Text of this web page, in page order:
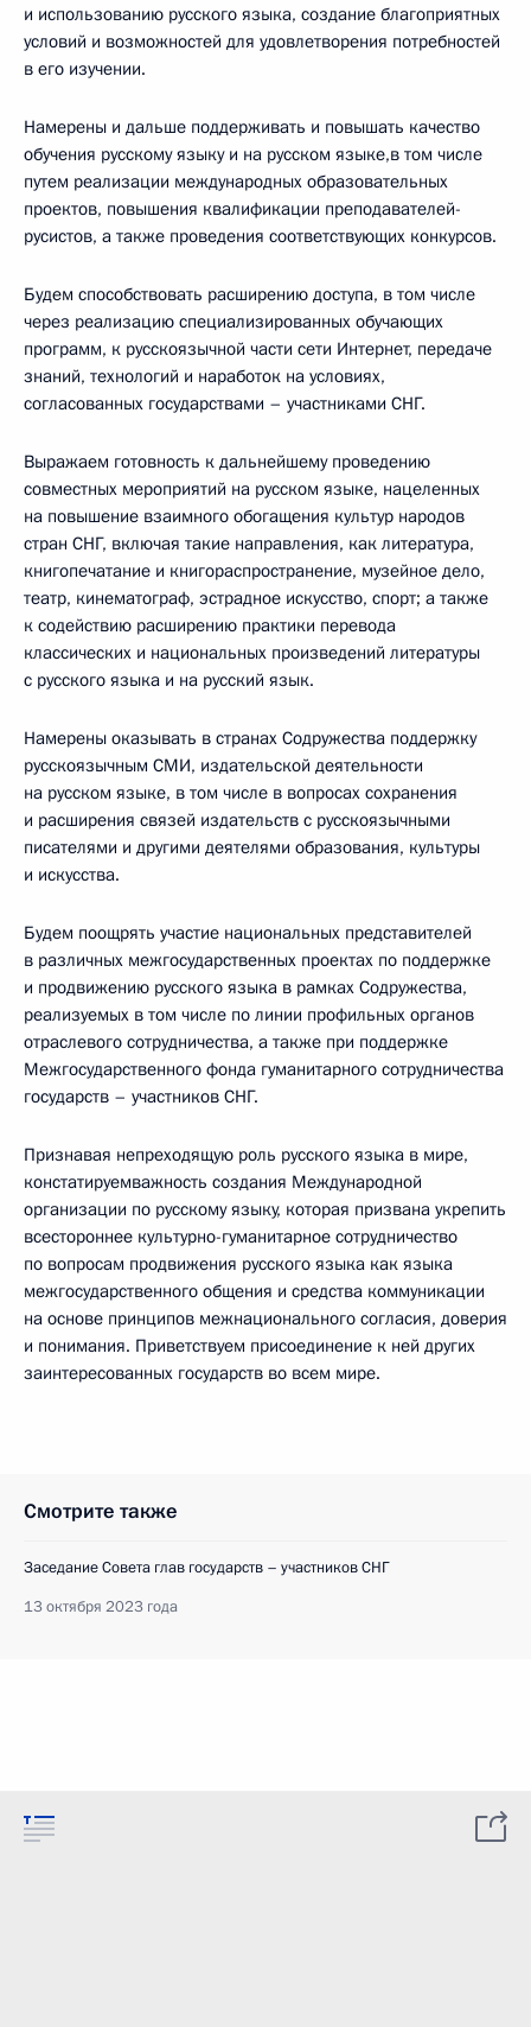
и использованию русского языка, создание благоприятных
условий и возможностей для удовлетворения потребностей
в его изучении.
Намерены и дальше поддерживать и повышать качество
обучения русскому языку и на русском языке,в том числе
путем реализации международных образовательных
проектов, повышения квалификации преподавателей-
русистов, а также проведения соответствующих конкурсов.
Будем способствовать расширению доступа, в том числе
через реализацию специализированных обучающих
программ, к русскоязычной части сети Интернет, передаче
знаний, технологий и наработок на условиях,
согласованных государствами – участниками СНГ.
Выражаем готовность к дальнейшему проведению
совместных мероприятий на русском языке, нацеленных
на повышение взаимного обогащения культур народов
стран СНГ, включая такие направления, как литература,
книгопечатание и книгораспространение, музейное дело,
театр, кинематограф, эстрадное искусство, спорт; а также
к содействию расширению практики перевода
классических и национальных произведений литературы
с русского языка и на русский язык.
Намерены оказывать в странах Содружества поддержку
русскоязычным СМИ, издательской деятельности
на русском языке, в том числе в вопросах сохранения
и расширения связей издательств с русскоязычными
писателями и другими деятелями образования, культуры
и искусства.
Будем поощрять участие национальных представителей
в различных межгосударственных проектах по поддержке
и продвижению русского языка в рамках Содружества,
реализуемых в том числе по линии профильных органов
отраслевого сотрудничества, а также при поддержке
Межгосударственного фонда гуманитарного сотрудничества
государств – участников СНГ.
Признавая непреходящую роль русского языка в мире,
констатируемважность создания Международной
организации по русскому языку, которая призвана укрепить
всестороннее культурно-гуманитарное сотрудничество
по вопросам продвижения русского языка как языка
межгосударственного общения и средства коммуникации
на основе принципов межнационального согласия, доверия
и понимания. Приветствуем присоединение к ней других
заинтересованных государств во всем мире.
Смотрите также
Заседание Совета глав государств – участников СНГ
13 октября 2023 года